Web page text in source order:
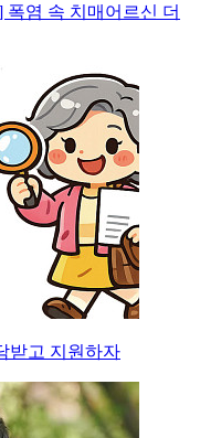
염 속 치매어르신 더
받고 지원하자